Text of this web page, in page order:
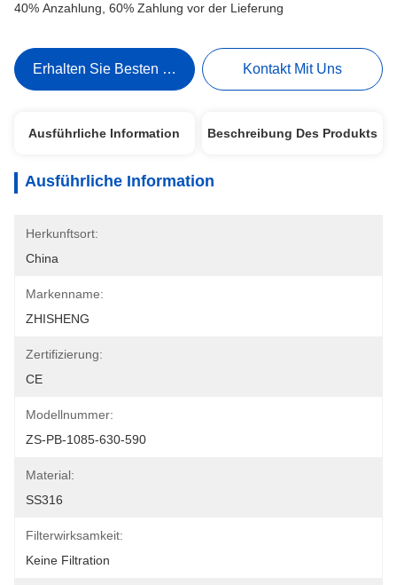
40% Anzahlung, 60% Zahlung vor der Lieferung
Erhalten Sie Besten Preis Kontakt Mit Uns
Ausführliche Information Beschreibung Des Produkts
Ausführliche Information
Herkunftsort:
China
Markenname:
ZHISHENG
Zertifizierung:
CE
Modellnummer:
ZS-PB-1085-630-590
Material:
SS316
Filterwirksamkeit:
Keine Filtration